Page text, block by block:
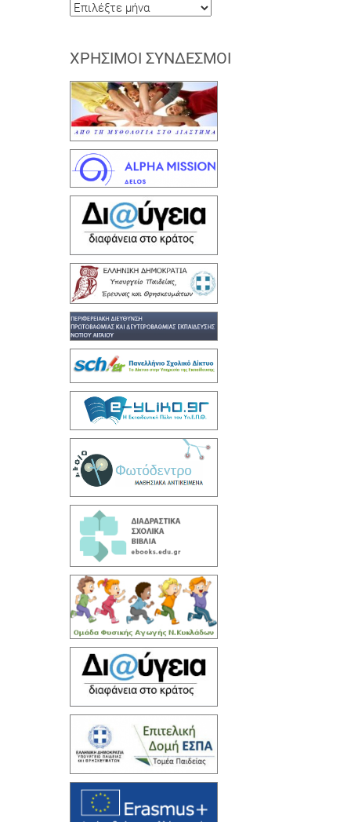
Ιστορικό
ΧΡΉΣΙΜΟΙ ΣΎΝΔΕΣΜΟΙ